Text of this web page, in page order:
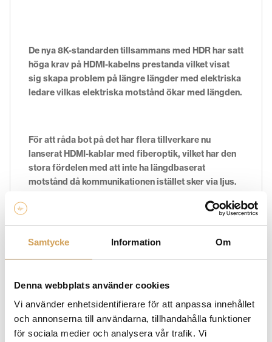
Samtycke Information Om
Denna webbplats använder cookies
Vi använder enhetsidentifierare för att anpassa innehållet
och annonserna till användarna, tillhandahålla funktioner
för sociala medier och analysera vår trafik. Vi
De nya 8K-standarden tillsammans med HDR har satt
höga krav på HDMI-kabelns prestanda vilket visat
sig skapa problem på längre längder med elektriska
ledare vilkas elektriska motstånd ökar med längden.
För att råda bot på det har flera tillverkare nu
lanserat HDMI-kablar med fiberoptik, vilket har den
stora fördelen med att inte ha längdbaserat
motstånd då kommunikationen istället sker via ljus.
kontakten för att vidaretransporteras som ljus till
mottagande HDMI-kontakt där den sedan omvandlas
tillbaka.
Helt utan att du behöver tillsätta någon
strömförsörjning eller annan tilläggsprodukt, själva
kabeln fungerar precis som en vanlig HDMI-kabel. En
annan fördel med den optiska ledaren är att den kan